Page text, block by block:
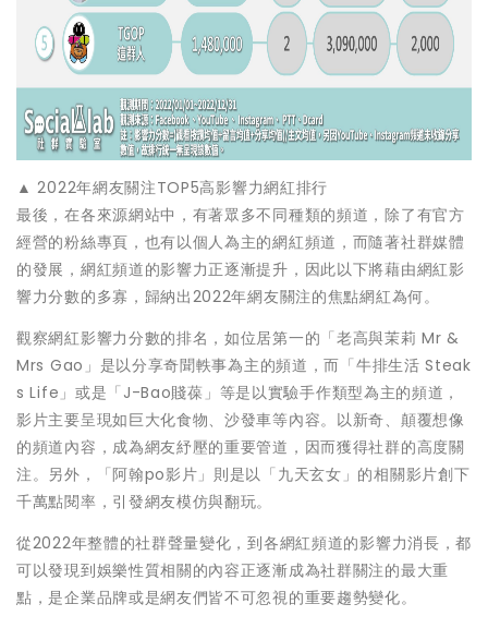
▲ 2022年網友關注TOP5高影響力網紅排行
最後，在各來源網站中，有著眾多不同種類的頻道，除了有官方
經營的粉絲專頁，也有以個人為主的網紅頻道，而隨著社群媒體
的發展，網紅頻道的影響力正逐漸提升，因此以下將藉由網紅影
響力分數的多寡，歸納出2022年網友關注的焦點網紅為何。
觀察網紅影響力分數的排名，如位居第一的「老高與茉莉 Mr &
Mrs Gao」是以分享奇聞軼事為主的頻道，而「牛排生活 Steak
s Life」或是「J-Bao賤葆」等是以實驗手作類型為主的頻道，
影片主要呈現如巨大化食物、沙發車等內容。以新奇、顛覆想像
的頻道內容，成為網友紓壓的重要管道，因而獲得社群的高度關
注。另外，「阿翰po影片」則是以「九天玄女」的相關影片創下
千萬點閱率，引發網友模仿與翻玩。
從2022年整體的社群聲量變化，到各網紅頻道的影響力消長，都
可以發現到娛樂性質相關的內容正逐漸成為社群關注的最大重
點，是企業品牌或是網友們皆不可忽視的重要趨勢變化。